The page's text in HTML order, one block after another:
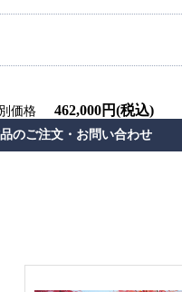
価格 462,000円(税込)